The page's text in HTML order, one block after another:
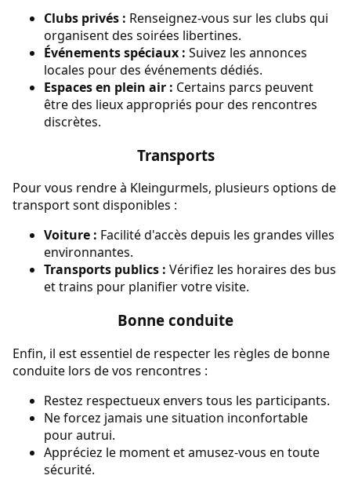
Clubs privés : Renseignez-vous sur les clubs qui
organisent des soirées libertines.
Événements spéciaux : Suivez les annonces
locales pour des événements dédiés.
Espaces en plein air : Certains parcs peuvent
être des lieux appropriés pour des rencontres
discrètes.
Transports
Pour vous rendre à Kleingurmels, plusieurs options de
transport sont disponibles :
Voiture : Facilité d'accès depuis les grandes villes
environnantes.
Transports publics : Vérifiez les horaires des bus
et trains pour planifier votre visite.
Bonne conduite
Enfin, il est essentiel de respecter les règles de bonne
conduite lors de vos rencontres :
Restez respectueux envers tous les participants.
Ne forcez jamais une situation inconfortable
pour autrui.
Appréciez le moment et amusez-vous en toute
sécurité.